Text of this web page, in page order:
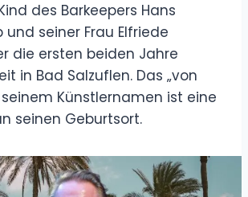
des Barkeepers Hans
und seiner Frau Elfriede
die ersten beiden Jahre
in Bad Salzuflen. Das „von
seinem Künstlernamen ist eine
seinen Geburtsort.